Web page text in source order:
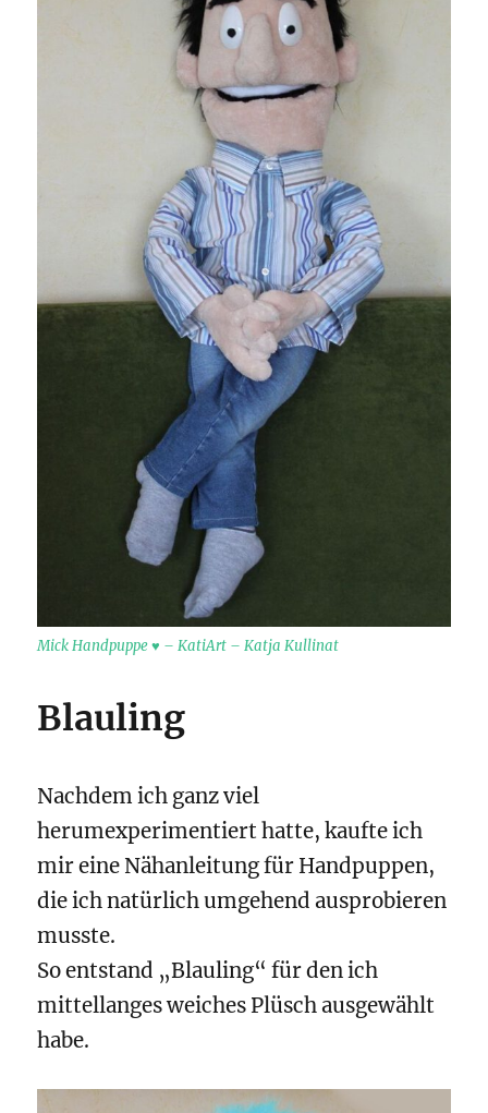
Mick Handpuppe ♥ – KatiArt – Katja Kullinat
Blauling
Nachdem ich ganz viel
herumexperimentiert hatte, kaufte ich
mir eine Nähanleitung für Handpuppen,
die ich natürlich umgehend ausprobieren
musste.
So entstand „Blauling“ für den ich
mittellanges weiches Plüsch ausgewählt
habe.